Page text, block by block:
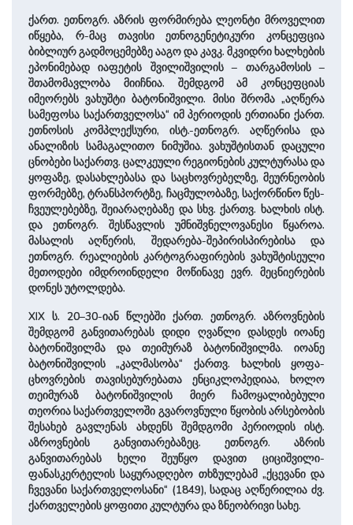
ქართ. ეთნოგრ. აზრის ფორმირება ლეონტი მროველით
იწყება, რ-მაც თავისი ეთნოგენეტიკური კონცეფცია
ბიბლიურ გადმოცემებზე ააგო და კავკ. მკვიდრი ხალხების
ეპონიმებად იაფეტის შვილიშვილის – თარგამოსის –
შთამომავლობა მიიჩნია. შემდგომ ამ კონცეფციას
იმეორებს ვახუშტი ბატონიშვილი. მისი შრომა „აღწერა
სამეფოსა საქართველოსა“ იმ პერიოდის ერთიანი ქართ.
ეთნოსის კომპლექსური, ისტ.-ეთნოგრ. აღწერისა და
ანალიზის სამაგალითო ნიმუშია. ვახუშტისთან დაცული
ცნობები საქართვ. ცალკეული რეგიონების კულტურასა და
ყოფაზე, დასახლებასა და საცხოვრებელზე, მეურნეობის
ფორმებზე, ტრანსპორტზე, ჩაცმულობაზე, საქორწინო წეს-
ჩვეულებებზე, შეიარაღებაზე და სხვ. ქართვ. ხალხის ისტ.
და ეთნოგრ. შესწავლის უმნიშვნელოვანესი წყაროა.
მასალის აღწერის, შედარება-შეპირისპირებისა და
ეთნოგრ. რეალიების კარტოგრაფირების ვახუშტისეული
მეთოდები იმდროინდელი მოწინავე ევრ. მეცნიერების
დონეს უტოლდება.
XIX ს. 20–30-იან წლებში ქართ. ეთნოგრ. აზროვნების
შემდგომ განვითარებას დიდი ღვაწლი დასდეს იოანე
ბატონიშვილმა და თეიმურაზ ბატონიშვილმა. იოანე
ბატონიშვილის „კალმასობა“ ქართვ. ხალხის ყოფა-
ცხოვრების თავისებურებათა ენციკლოპედიაა, ხოლო
თეიმურაზ ბატონიშვილის მიერ ჩამოყალიბებული
თეორია საქართველოში გვაროვნული წყობის არსებობის
შესახებ გავლენას ახდენს შემდგომი პერიოდის ისტ.
აზროვნების განვითარებაზეც. ეთნოგრ. აზრის
განვითარებას ხელი შეუწყო დავით ციციშვილი-
ფანასკერტელის საყურადღებო თხზულებამ „ქცევანი და
ჩვევანი საქართველოსანი“ (1849), სადაც აღწერილია ძვ.
ქართველების ყოფითი კულტურა და ზნეობრივი სახე.